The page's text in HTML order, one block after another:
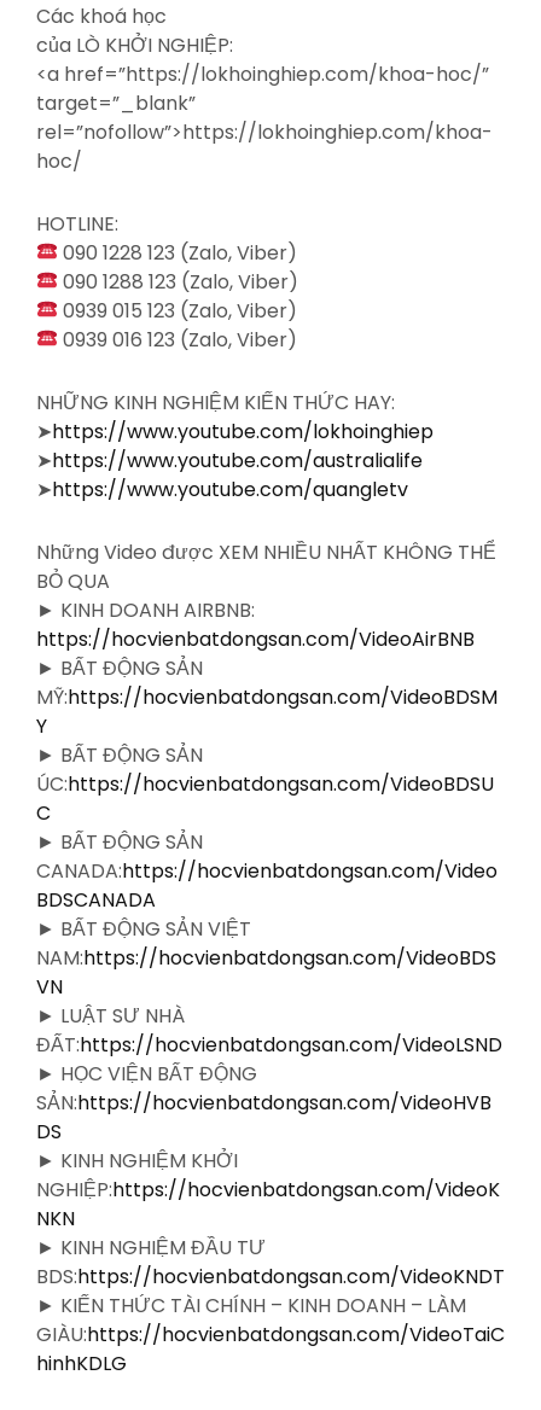
Các khoá học
của LÒ KHỞI NGHIỆP:
<a href=”https://lokhoinghiep.com/khoa-hoc/”
target=”_blank”
rel=”nofollow”>https://lokhoinghiep.com/khoa-
hoc/
HOTLINE:
090 1228 123 (Zalo, Viber)
090 1288 123 (Zalo, Viber)
0939 015 123 (Zalo, Viber)
0939 016 123 (Zalo, Viber)
NHỮNG KINH NGHIỆM KIẾN THỨC HAY:
➤https://www.youtube.com/lokhoinghiep
➤https://www.youtube.com/australialife
➤https://www.youtube.com/quangletv
Những Video được XEM NHIỀU NHẤT KHÔNG THỂ
BỎ QUA
► KINH DOANH AIRBNB:
https://hocvienbatdongsan.com/VideoAirBNB
► BẤT ĐỘNG SẢN
MỸ:https://hocvienbatdongsan.com/VideoBDSM
Y
► BẤT ĐỘNG SẢN
ÚC:https://hocvienbatdongsan.com/VideoBDSU
C
► BẤT ĐỘNG SẢN
CANADA:https://hocvienbatdongsan.com/Video
BDSCANADA
► BẤT ĐỘNG SẢN VIỆT
NAM:https://hocvienbatdongsan.com/VideoBDS
VN
► LUẬT SƯ NHÀ
ĐẤT:https://hocvienbatdongsan.com/VideoLSND
► HỌC VIỆN BẤT ĐỘNG
SẢN:https://hocvienbatdongsan.com/VideoHVB
DS
► KINH NGHIỆM KHỞI
NGHIỆP:https://hocvienbatdongsan.com/VideoK
NKN
► KINH NGHIỆM ĐẦU TƯ
BDS:https://hocvienbatdongsan.com/VideoKNDT
► KIẾN THỨC TÀI CHÍNH – KINH DOANH – LÀM
GIÀU:https://hocvienbatdongsan.com/VideoTaiC
hinhKDLG